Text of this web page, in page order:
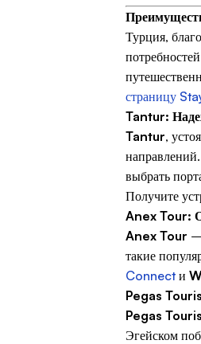
Турция,
страницу
Tantur:
Tantur,
выбрать
Получите
Anex Tour:
Anex Tour —
такие
Connect и
Pegas
Pegas
Эгейском